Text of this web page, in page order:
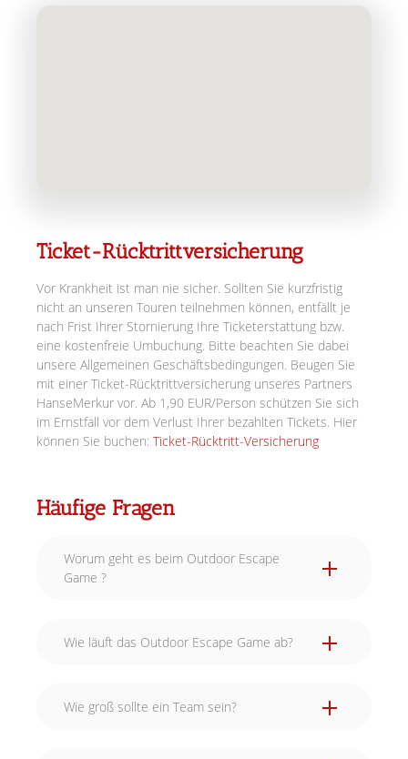
Ticket-Rücktrittversicherung
Vor Krankheit ist man nie sicher. Sollten Sie kurzfristig
nicht an unseren Touren teilnehmen können, entfällt je
nach Frist Ihrer Stornierung Ihre Ticketerstattung bzw.
eine kostenfreie Umbuchung. Bitte beachten Sie dabei
unsere Allgemeinen Geschäftsbedingungen. Beugen Sie
mit einer Ticket-Rücktrittversicherung unseres Partners
HanseMerkur vor. Ab 1,90 EUR/Person schützen Sie sich
im Ernstfall vor dem Verlust Ihrer bezahlten Tickets. Hier
können Sie buchen: Ticket-Rücktritt-Versicherung
Häufige Fragen
Worum geht es beim Outdoor Escape
Game ?
Wie läuft das Outdoor Escape Game ab?
Wie groß sollte ein Team sein?